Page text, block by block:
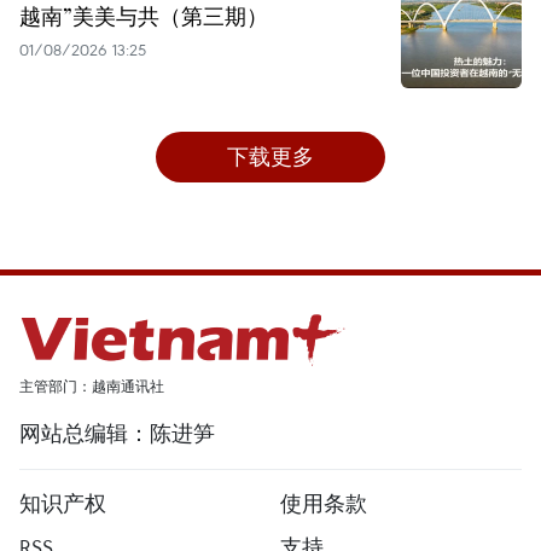
越南”美美与共（第三期）
01/08/2026 13:25
下载更多
主管部门：越南通讯社
网站总编辑：陈进笋
知识产权
使用条款